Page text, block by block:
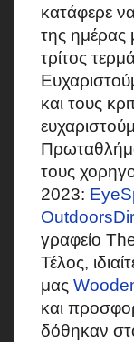
κατάφερε
της
τρίτος
και τους
τους
2023:
γραφείο
Τέλος,
μας
και
δόθηκαν